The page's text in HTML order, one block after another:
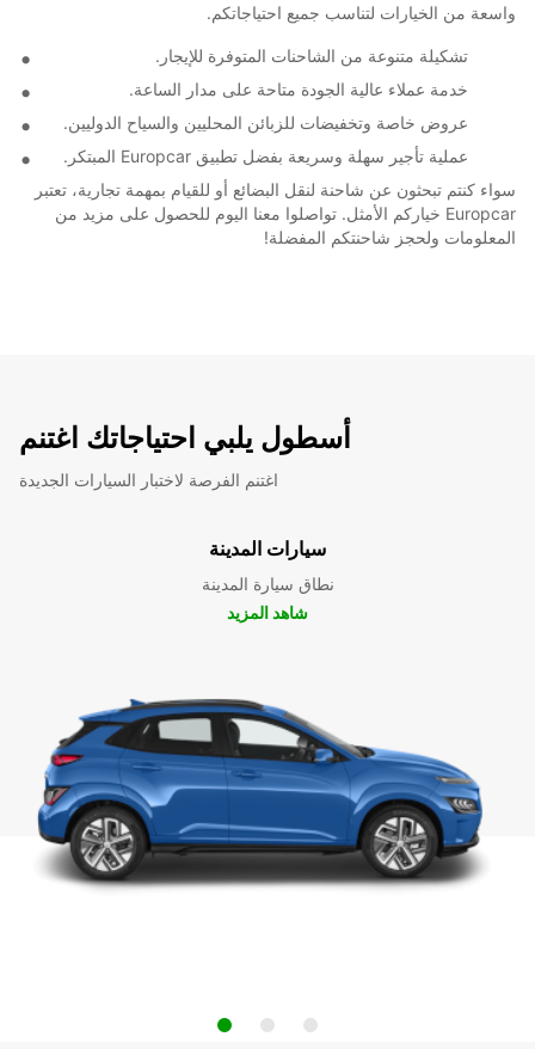
واسعة من الخيارات لتناسب جميع احتياجاتكم.
تشكيلة متنوعة من الشاحنات المتوفرة للإيجار.
خدمة عملاء عالية الجودة متاحة على مدار الساعة.
عروض خاصة وتخفيضات للزبائن المحليين والسياح الدوليين.
عملية تأجير سهلة وسريعة بفضل تطبيق Europcar المبتكر.
سواء كنتم تبحثون عن شاحنة لنقل البضائع أو للقيام بمهمة تجارية، تعتبر
Europcar خياركم الأمثل. تواصلوا معنا اليوم للحصول على مزيد من
المعلومات ولحجز شاحنتكم المفضلة!
أسطول يلبي احتياجاتك اغتنم
اغتنم الفرصة لاختبار السيارات الجديدة
سيارات المدينة
نطاق سيارة المدينة
شاهد المزيد